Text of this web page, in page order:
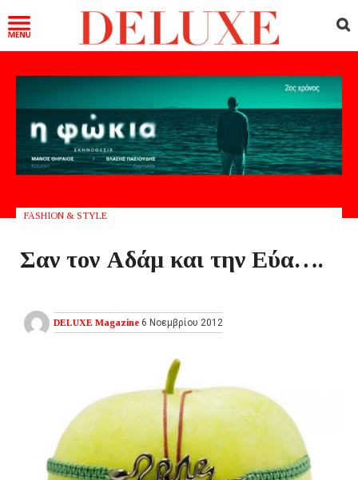
FASHION & STYLE
Σαν τον Αδάμ και την Εύα….
DELUXE Magazine 6 Νοεμβρίου 2012